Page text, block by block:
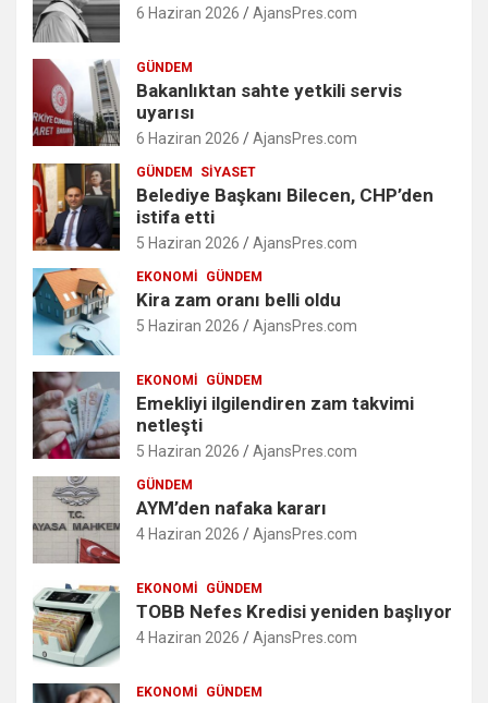
6 Haziran 2026 AjansPres.com
GÜNDEM
Bakanlıktan sahte yetkili servis
uyarısı
6 Haziran 2026 AjansPres.com
GÜNDEM SIYASET
Belediye Başkanı Bilecen, CHP’den
istifa etti
5 Haziran 2026 AjansPres.com
EKONOMI GÜNDEM
Kira zam oranı belli oldu
5 Haziran 2026 AjansPres.com
EKONOMI GÜNDEM
Emekliyi ilgilendiren zam takvimi
netleşti
5 Haziran 2026 AjansPres.com
GÜNDEM
AYM’den nafaka kararı
4 Haziran 2026 AjansPres.com
EKONOMI GÜNDEM
TOBB Nefes Kredisi yeniden başlıyor
4 Haziran 2026 AjansPres.com
EKONOMI GÜNDEM